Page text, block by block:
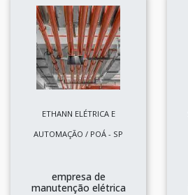
ETHANN ELÉTRICA E
AUTOMAÇÃO / POÁ - SP
empresa de
manutenção elétrica